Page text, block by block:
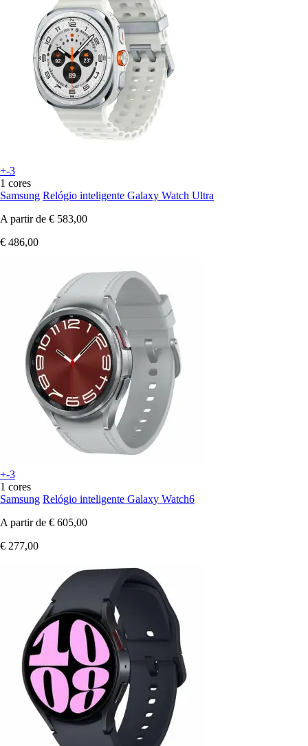
+-3
1 cores
Samsung Relógio inteligente Galaxy Watch Ultra
A partir de € 583,00
€ 486,00
+-3
1 cores
Samsung Relógio inteligente Galaxy Watch6
A partir de € 605,00
€ 277,00